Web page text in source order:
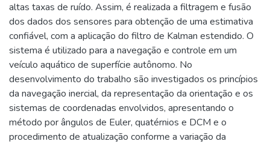
altas taxas de ruído. Assim, é realizada a filtragem e fusão
dos dados dos sensores para obtenção de uma estimativa
confiável, com a aplicação do filtro de Kalman estendido. O
sistema é utilizado para a navegação e controle em um
veículo aquático de superfície autônomo. No
desenvolvimento do trabalho são investigados os princípios
da navegação inercial, da representação da orientação e os
sistemas de coordenadas envolvidos, apresentando o
método por ângulos de Euler, quatérnios e DCM e o
procedimento de atualização conforme a variação da